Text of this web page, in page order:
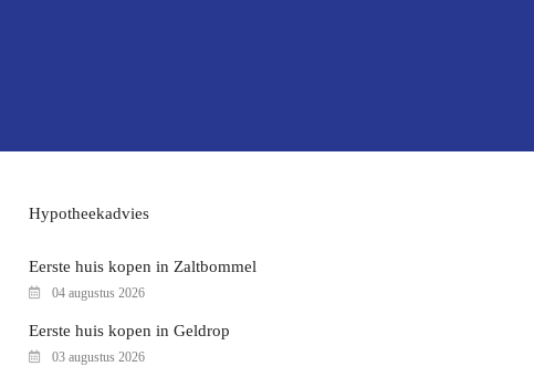
Hypotheekadvies
Eerste huis kopen in Zaltbommel
04 augustus 2026
Eerste huis kopen in Geldrop
03 augustus 2026